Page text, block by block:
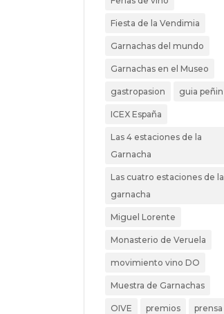
Fiesta de la Vendimia
Garnachas del mundo
Garnachas en el Museo
gastropasion guia peñin
ICEX España
Las 4 estaciones de la
Garnacha
Las cuatro estaciones de la
garnacha
Miguel Lorente
Monasterio de Veruela
movimiento vino DO
Muestra de Garnachas
OIVE premios prensa